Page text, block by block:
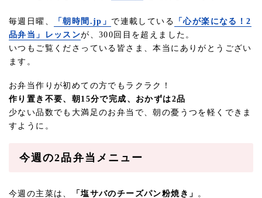
毎週日曜、 「朝時間.jp」 で連載している
「心が楽になる！2
品弁当」レッスンが、300回目を超えました。
いつもご覧くださっている皆さま、本当にありがとうござい
ます。
お弁当作りが初めての方でもラクラク！
作り置き不要、朝15分で完成、おかずは2品
少ない品数でも大満足のお弁当で、朝の憂うつを軽くできま
すように。
今週の2品弁当メニュー
今週の主菜は、 「塩サバのチーズパン粉焼き」 。